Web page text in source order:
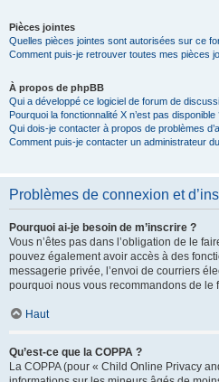
Pièces jointes
Quelles pièces jointes sont autorisées sur ce
Comment puis-je retrouver toutes mes pièces
À propos de phpBB
Qui a développé ce logiciel de forum de
Pourquoi la fonctionnalité X n’est pas disponible
Qui dois-je contacter à propos de problèmes
Comment puis-je contacter un administrateur
Problèmes de connexion et
Pourquoi ai-je besoin de m’inscrire ?
Vous n’êtes pas dans l’obligation de le
pouvez également avoir accès à des
messagerie privée, l’envoi de courriers
pourquoi nous vous recommandons de le
Haut
Qu’est-ce que la COPPA ?
La COPPA (pour « Child Online Privacy